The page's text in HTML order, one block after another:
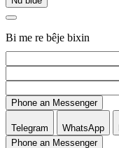
Bi me re bêje bixin
Phone an Messenger
Telegram WhatsApp
Phone an Messenger